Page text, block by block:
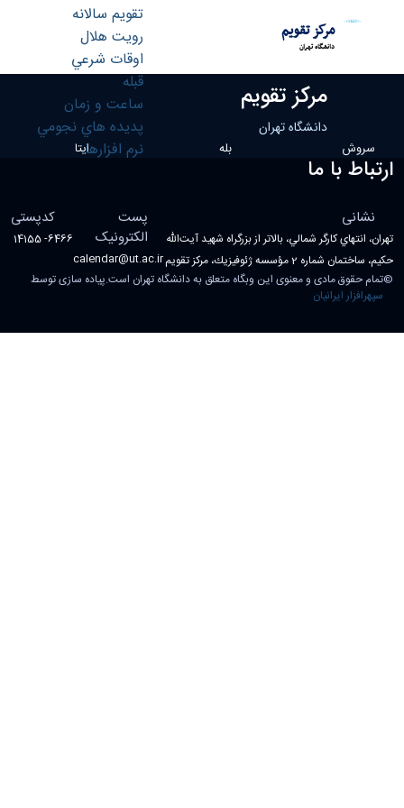
مرکز تقویم
دانشگاه تهران
تقويم سالانه
رويت هلال
اوقات شرعي
قبله
ساعت و زمان
پديده هاي نجومي
نرم افزارها
توضيح پديده - calendar- مرکز تقویم
مرکز تقویم
دانشگاه تهران
سروش
بله ایتا
ارتباط با ما
نشانی
تهران، انتهاي كارگر شمالي، بالاتر از بزرگراه شهيد آيت‌الله
حكيم، ساختمان شماره 2 مؤسسه ژئوفيزيك، مركز تقويم
پست
الکترونیک
calendar@ut.ac.ir
کدپستی
6466- 14155
©تمام حقوق مادی و معنوی این وبگاه متعلق به دانشگاه تهران است.پیاده سازی توسط
سپهرافزار ایرانیان